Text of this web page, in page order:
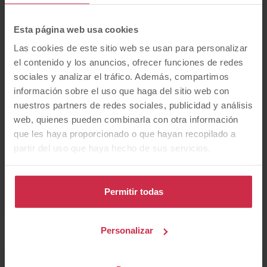
Esta página web usa cookies
Las cookies de este sitio web se usan para personalizar
el contenido y los anuncios, ofrecer funciones de redes
sociales y analizar el tráfico. Además, compartimos
información sobre el uso que haga del sitio web con
nuestros partners de redes sociales, publicidad y análisis
web, quienes pueden combinarla con otra información
que les haya proporcionado o que hayan recopilado a
partir del uso que haya hecho de sus servicios.
Permitir todas
Personalizar
Porsche Renault SEAT
Subaru Toyota Volkswagen
Volvo